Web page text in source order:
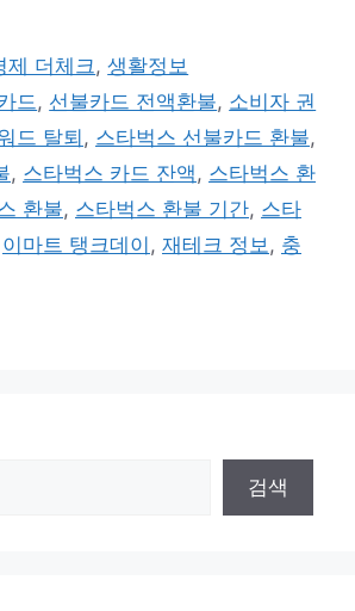
제 더체크,생활정보
드 , 선불카드 전액환불, 소비자 권
드 탈퇴 , 스타벅스 선불카드 환불,
, 스타벅스 카드 잔액 , 스타벅스 환
환불, 스타벅스 환불 기간, 스타
이마트 탱크데이 , 재테크 정보 , 충
검색